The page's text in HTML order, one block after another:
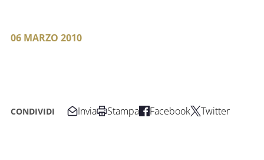
06 MARZO 2010
CONDIVIDI Invia Stampa Facebook Twitter